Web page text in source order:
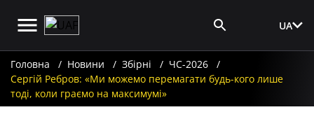
UA
Головна Новини Збірні
ЧС-2026
Сергій Ребров: «Ми можемо перемагати будь-кого лише
тоді, коли граємо на максимумі»